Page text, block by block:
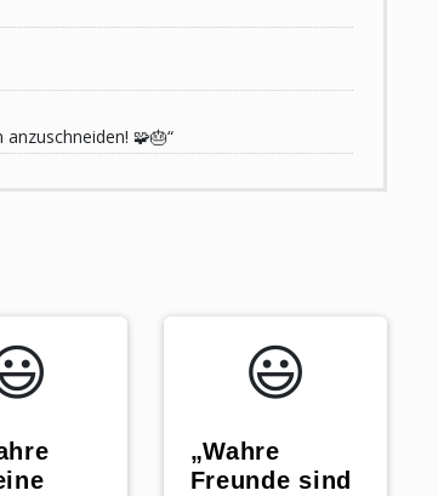
🧩🎂“
😃️
„Wahre
Freunde sind